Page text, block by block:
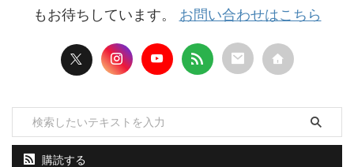
もお待ちしています。 お問い合わせはこちら
購読する